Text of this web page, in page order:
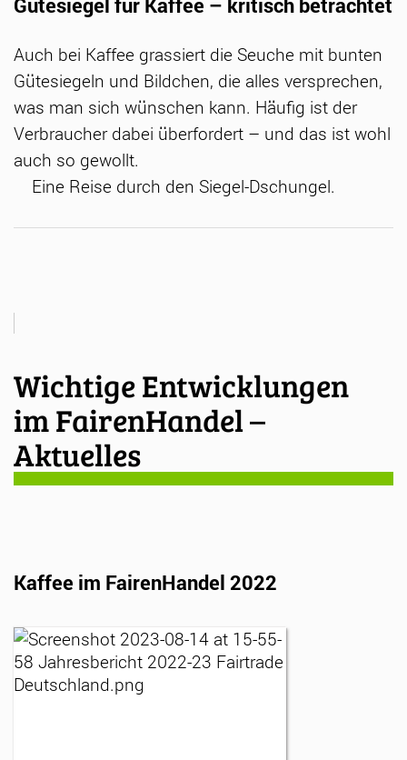
Auch bei Kaffee grassiert die Seuche mit bunten
Gütesiegeln und Bildchen, die alles versprechen,
was man sich wünschen kann. Häufig ist der
Verbraucher dabei überfordert – und das ist wohl
auch so gewollt.
Eine Reise durch den Siegel-Dschungel.
Wichtige Entwicklungen
im FairenHandel –
Aktuelles
Kaffee im FairenHandel 2022